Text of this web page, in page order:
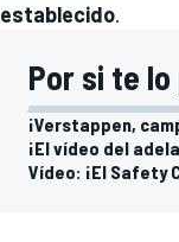
MÁS CATEGORÍAS
establecido.
Por si te
¡Verstappen,
¡El vídeo del
Vídeo: ¡El Safety